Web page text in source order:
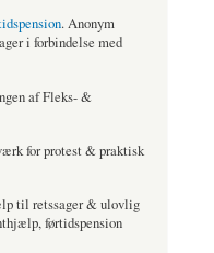
. Anonym
i forbindelse med
af Fleks- &
for protest & praktisk
til retssager & ulovlig
førtidspension